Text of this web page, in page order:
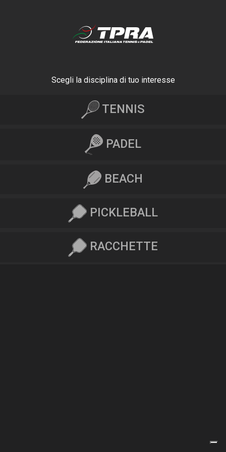
Scegli la disciplina di tuo interesse
TENNIS
PADEL
BEACH
PICKLEBALL
RACCHETTE